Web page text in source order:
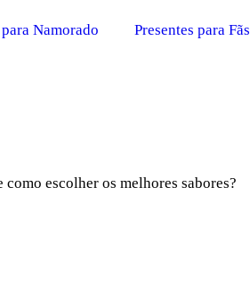
Namorado Presentes para Fãs
escolher os melhores sabores?